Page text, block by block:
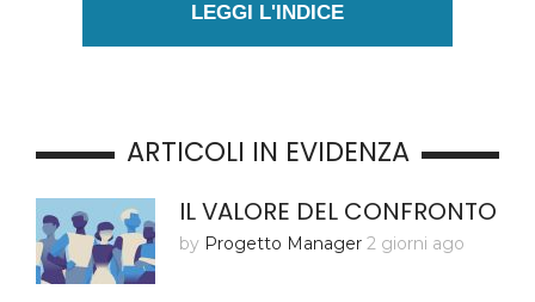
LEGGI L'INDICE
ARTICOLI IN EVIDENZA
IL VALORE DEL CONFRONTO
by Progetto Manager 2 giorni ago